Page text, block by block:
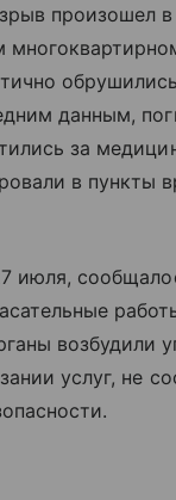
произошел в
данным,
за
в пункты
июля,
возбудили
услуг, не